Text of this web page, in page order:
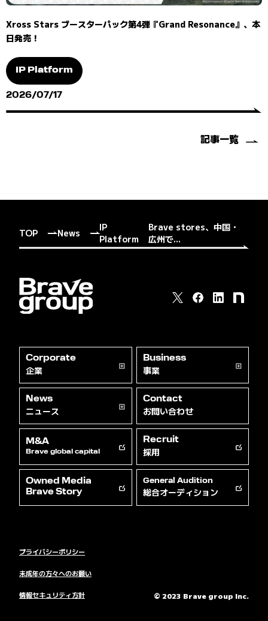
Xross Stars ブースターパック第4弾『Grand Resonance』、本
日発売！
IP Platform
2026/07/17
記事一覧
TOP News
IP
Platform
Brave stores、中国・
広州で...
Corporate
企業
Business
事業
News
ニュース
Contact
お問い合わせ
M&A
Brave global capital
Recruit
採用
Owned Media
Brave Story
General Audition
総合オーディション
© 2023 Brave group Inc.
プライバシーポリシー
未成年の方々へのお願い
情報セキュリティ方針